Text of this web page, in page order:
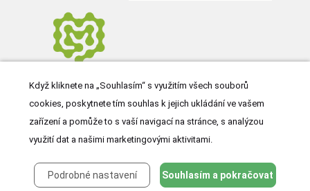
Když kliknete na „Souhlasím“ s využitím všech souborů
cookies, poskytnete tím souhlas k jejich ukládání ve vašem
zařízení a pomůže to s vaší navigací na stránce, s analýzou
využití dat a našimi marketingovými aktivitami.
Podrobné nastavení Souhlasím a pokračovat